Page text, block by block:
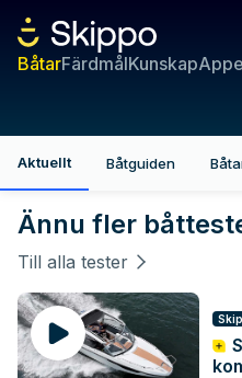
BåtarFärdmålKunskap
Aktuellt Båtguiden
Båtar –
Ännu fler
Till alla tester